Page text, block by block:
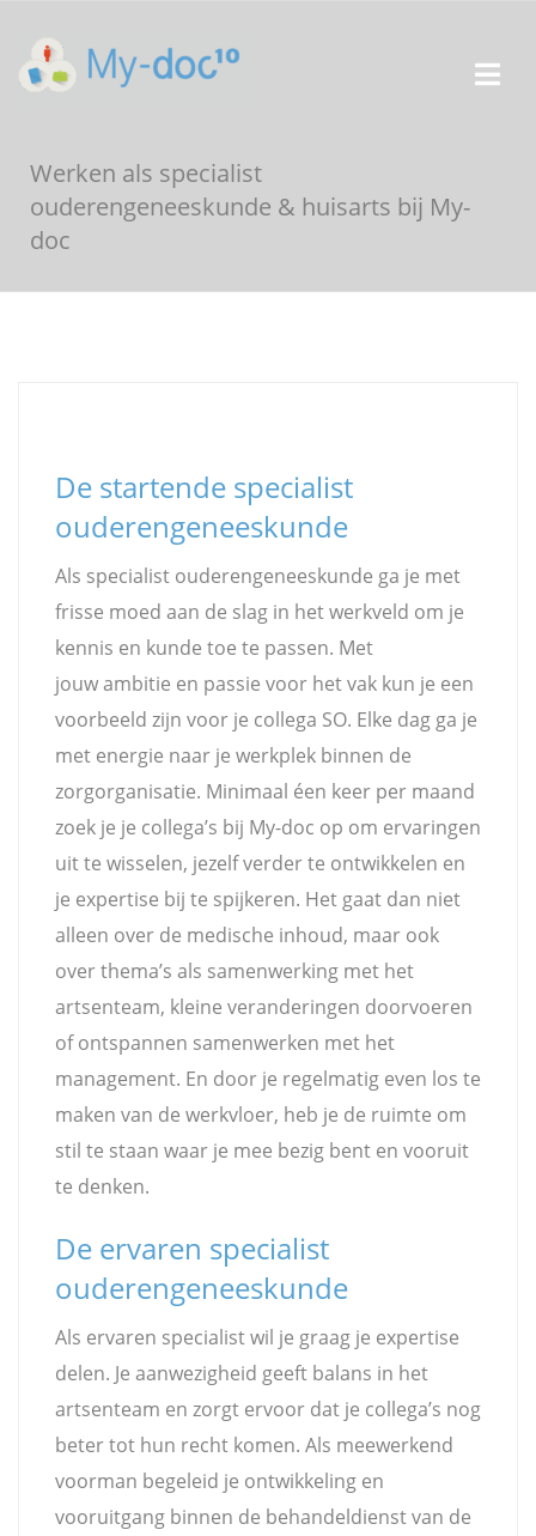
Werken als specialist
ouderengeneeskunde & huisarts bij My-
doc
De startende specialist
ouderengeneeskunde
Als specialist ouderengeneeskunde ga je met
frisse moed aan de slag in het werkveld om je
kennis en kunde toe te passen. Met
jouw ambitie en passie voor het vak kun je een
voorbeeld zijn voor je collega SO. Elke dag ga je
met energie naar je werkplek binnen de
zorgorganisatie. Minimaal éen keer per maand
zoek je je collega’s bij My-doc op om ervaringen
uit te wisselen, jezelf verder te ontwikkelen en
je expertise bij te spijkeren. Het gaat dan niet
alleen over de medische inhoud, maar ook
over thema’s als samenwerking met het
artsenteam, kleine veranderingen doorvoeren
of ontspannen samenwerken met het
management. En door je regelmatig even los te
maken van de werkvloer, heb je de ruimte om
stil te staan waar je mee bezig bent en vooruit
te denken.
De ervaren specialist
ouderengeneeskunde
Als ervaren specialist wil je graag je expertise
delen. Je aanwezigheid geeft balans in het
artsenteam en zorgt ervoor dat je collega’s nog
beter tot hun recht komen. Als meewerkend
voorman begeleid je ontwikkeling en
vooruitgang binnen de behandeldienst van de